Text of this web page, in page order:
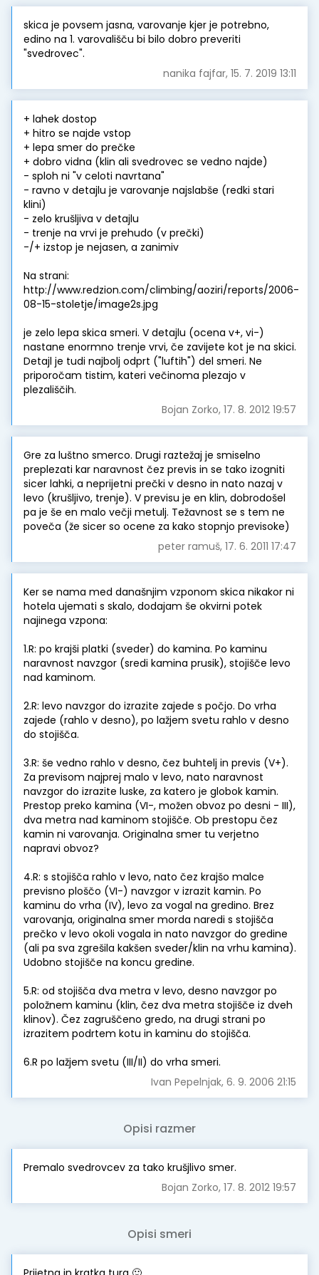
skica je povsem jasna, varovanje kjer je potrebno,
edino na 1. varovališču bi bilo dobro preveriti
"svedrovec".
nanika fajfar, 15. 7. 2019 13:11
+ lahek dostop
+ hitro se najde vstop
+ lepa smer do prečke
+ dobro vidna (klin ali svedrovec se vedno najde)
- sploh ni "v celoti navrtana"
- ravno v detajlu je varovanje najslabše (redki stari
klini)
- zelo krušljiva v detajlu
- trenje na vrvi je prehudo (v prečki)
-/+ izstop je nejasen, a zanimiv
Na strani:
http://www.redzion.com/climbing/aoziri/reports/2006-
08-15-stoletje/image2s.jpg
je zelo lepa skica smeri. V detajlu (ocena v+, vi-)
nastane enormno trenje vrvi, če zavijete kot je na skici.
Detajl je tudi najbolj odprt ("luftih") del smeri. Ne
priporočam tistim, kateri večinoma plezajo v
plezališčih.
Bojan Zorko, 17. 8. 2012 19:57
Gre za luštno smerco. Drugi raztežaj je smiselno
preplezati kar naravnost čez previs in se tako izogniti
sicer lahki, a neprijetni prečki v desno in nato nazaj v
levo (krušljivo, trenje). V previsu je en klin, dobrodošel
pa je še en malo večji metulj. Težavnost se s tem ne
poveča (že sicer so ocene za kako stopnjo previsoke)
peter ramuš, 17. 6. 2011 17:47
Ker se nama med današnjim vzponom skica nikakor ni
hotela ujemati s skalo, dodajam še okvirni potek
najinega vzpona:
1.R: po krajši platki (sveder) do kamina. Po kaminu
naravnost navzgor (sredi kamina prusik), stojišče levo
nad kaminom.
2.R: levo navzgor do izrazite zajede s počjo. Do vrha
zajede (rahlo v desno), po lažjem svetu rahlo v desno
do stojišča.
3.R: še vedno rahlo v desno, čez buhtelj in previs (V+).
Za previsom najprej malo v levo, nato naravnost
navzgor do izrazite luske, za katero je globok kamin.
Prestop preko kamina (VI-, možen obvoz po desni - III),
dva metra nad kaminom stojišče. Ob prestopu čez
kamin ni varovanja. Originalna smer tu verjetno
napravi obvoz?
4.R: s stojišča rahlo v levo, nato čez krajšo malce
previsno ploščo (VI-) navzgor v izrazit kamin. Po
kaminu do vrha (IV), levo za vogal na gredino. Brez
varovanja, originalna smer morda naredi s stojišča
prečko v levo okoli vogala in nato navzgor do gredine
(ali pa sva zgrešila kakšen sveder/klin na vrhu kamina).
Udobno stojišče na koncu gredine.
5.R: od stojišča dva metra v levo, desno navzgor po
položnem kaminu (klin, čez dva metra stojišče iz dveh
klinov). Čez zagruščeno gredo, na drugi strani po
izrazitem podrtem kotu in kaminu do stojišča.
6.R po lažjem svetu (III/II) do vrha smeri.
Ivan Pepelnjak, 6. 9. 2006 21:15
Opisi razmer
Premalo svedrovcev za tako krušjlivo smer.
Bojan Zorko, 17. 8. 2012 19:57
Opisi smeri